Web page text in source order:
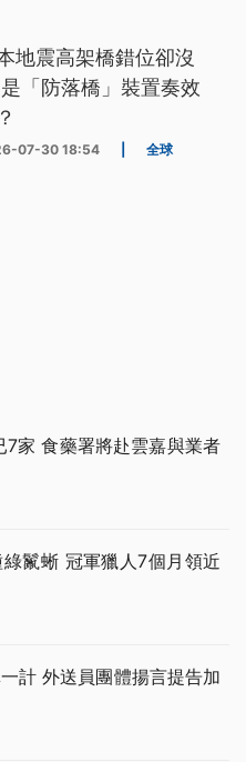
地震高架橋錯位卻沒
「防落橋」裝置奏效
07-30 18:54 全球
家 食藥署將赴雲嘉與業者
鬣蜥 冠軍獵人7個月領近
計 外送員團體揚言提告加